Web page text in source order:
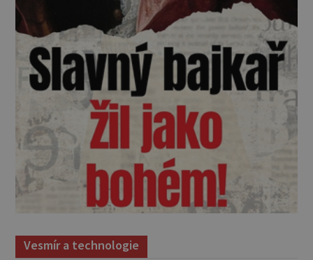
Vesmír a technologie